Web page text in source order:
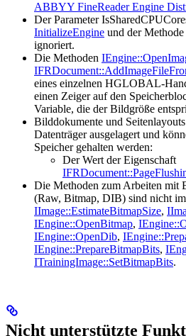
ABBYY FineReader Engine
Der Parameter
InitializeEngine und der Methode
ignoriert.
Die Methoden
eines einzelnen HGLOBAL-
einen Zeiger auf den
Variable, die der Bildgröße
Bilddokumente und
Datenträger ausgelagert und
Speicher gehalten werden:
Der Wert der Eigenschaft
Die Methoden zum Arbeiten mit
(Raw, Bitmap, DIB) sind nicht
IImage::EstimateBitmapSize,
IEngine::OpenBitmap,
IEngine::OpenDib,
IEngine::PrepareBitmapBits,
ITrainingImage::SetBitmapBits.
Nicht unterstützte